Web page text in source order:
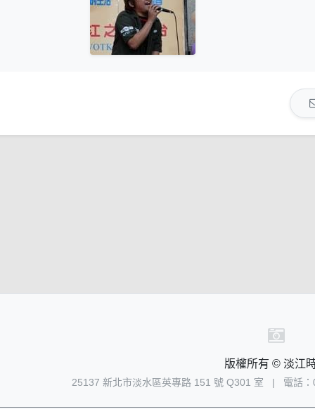
版權所有 © 淡江
25137 新北市淡水區英專路 151 號 Q301 室 | 電話